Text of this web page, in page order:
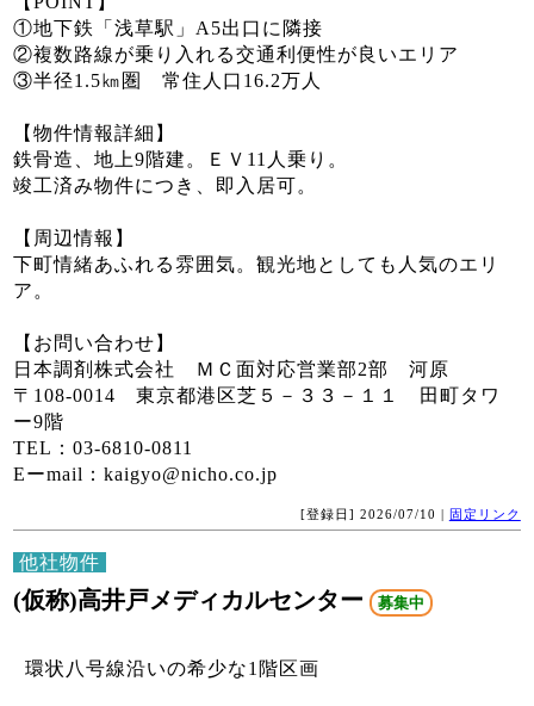
①地下鉄「浅草駅」A5出口に隣接
②複数路線が乗り入れる交通利便性が良いエリア
③半径1.5㎞圏 常住人口16.2万人
【物件情報詳細】
鉄骨造、地上9階建。ＥＶ11人乗り。
竣工済み物件につき、即入居可。
【周辺情報】
下町情緒あふれる雰囲気。観光地としても人気のエリ
ア。
【お問い合わせ】
日本調剤株式会社 ＭＣ面対応営業部2部 河原
〒108-0014 東京都港区芝５－３３－１１ 田町タワ
ー9階
TEL：03-6810-0811
Eーmail：kaigyo@nicho.co.jp
[登録日] 2026/07/10 | 固定リンク
他社物件
(仮称)高井戸メディカルセンター 募集中
環状八号線沿いの希少な1階区画